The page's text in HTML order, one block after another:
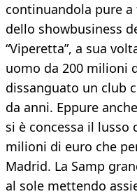
continuandola pure
dello showbusiness
“Viperetta”, a sua
uomo da 200 milioni
dissanguato un club
da anni. Eppure
si è concessa il
milioni di euro che
Madrid. La Samp
al sole mettendo